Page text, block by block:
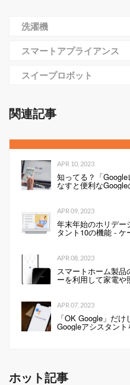
洗濯機
スマートアプライアンス
スイープロボット
関連記事
APR 10, 2023
知ってる？「
なすと便利な
APR 09, 2023
年末年始のホリデー
タント10の機能 - ケ
APR 08, 2023
スマートホーム製
ーを利用して家電
う！
APR 07, 2023
「OK Google」だ
Googleアシスタン
ダイム
ホット記事